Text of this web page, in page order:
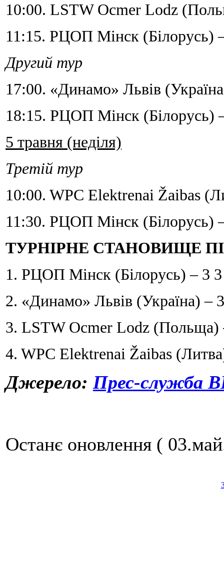
10:00. LSTW Ocmer Lodz
11:15. РЦОП Mінск (Білорусь)
Другий тур
17:00. «Динамо» Львів
18:15. РЦОП Mінск
5 травня (неділя)
Третій тур
10:00. WPC Elektrenai Žaibas
11:30. РЦОП Mінск (Білорусь)
ТУРНІРНЕ СТАНОВИЩЕ
1. РЦОП Mінск (Білорусь) – 3
2. «Динамо» Львів (Україна) –
3. LSTW Ocmer Lodz (Польща)
4. WPC Elektrenai Žaibas
Джерело: Прес-служба
Останє оновлення (